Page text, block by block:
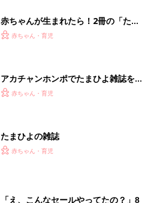
赤ちゃんが生まれたら！2冊の「たま
ひよ」
赤ちゃん・育児
アカチャンホンポでたまひよ雑誌を買
うとポイント10倍【期間限定】
赤ちゃん・育児
たまひよの雑誌
赤ちゃん・育児
「え、こんなセールやってたの？」8